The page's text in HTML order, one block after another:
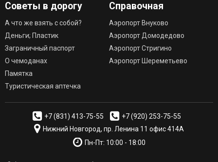
Советы в дорогу
А что же взять с собой?
Деньги; Пластик
Заграничный паспорт
О чемоданах
Памятка
Туристическая аптечка
Справочная
Аэропорт Внуково
Аэропорт Домодедово
Аэропорт Стригино
Аэропорт Шереметьево
+7 (831) 413-75-55
+7 (920) 253-75-55
Нижний Новгород, пр. Ленина 11 офис 414А
Пн-Пт: 10:00 - 18:00